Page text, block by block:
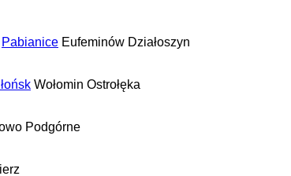
Pabianice Eufeminów Działoszyn
Wołomin Ostrołęka
Podgórne